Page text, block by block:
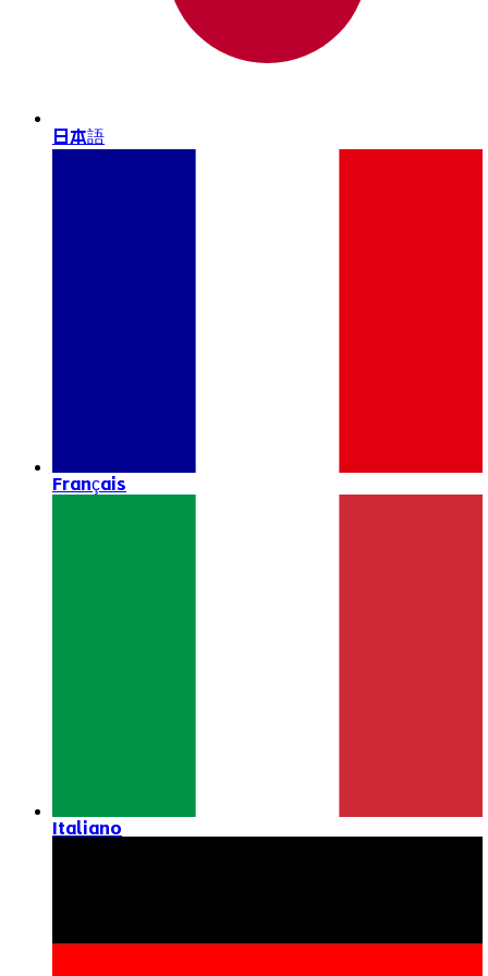
日本語
Français
Italiano